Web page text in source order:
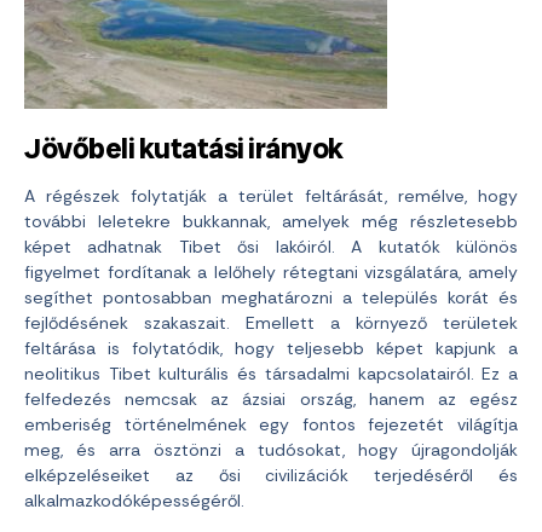
Jövőbeli kutatási irányok
A régészek folytatják a terület feltárását, remélve, hogy
további leletekre bukkannak, amelyek még részletesebb
képet adhatnak Tibet ősi lakóiról. A kutatók különös
figyelmet fordítanak a lelőhely rétegtani vizsgálatára, amely
segíthet pontosabban meghatározni a település korát és
fejlődésének szakaszait. Emellett a környező területek
feltárása is folytatódik, hogy teljesebb képet kapjunk a
neolitikus Tibet kulturális és társadalmi kapcsolatairól. Ez a
felfedezés nemcsak az ázsiai ország, hanem az egész
emberiség történelmének egy fontos fejezetét világítja
meg, és arra ösztönzi a tudósokat, hogy újragondolják
elképzeléseiket az ősi civilizációk terjedéséről és
alkalmazkodóképességéről.